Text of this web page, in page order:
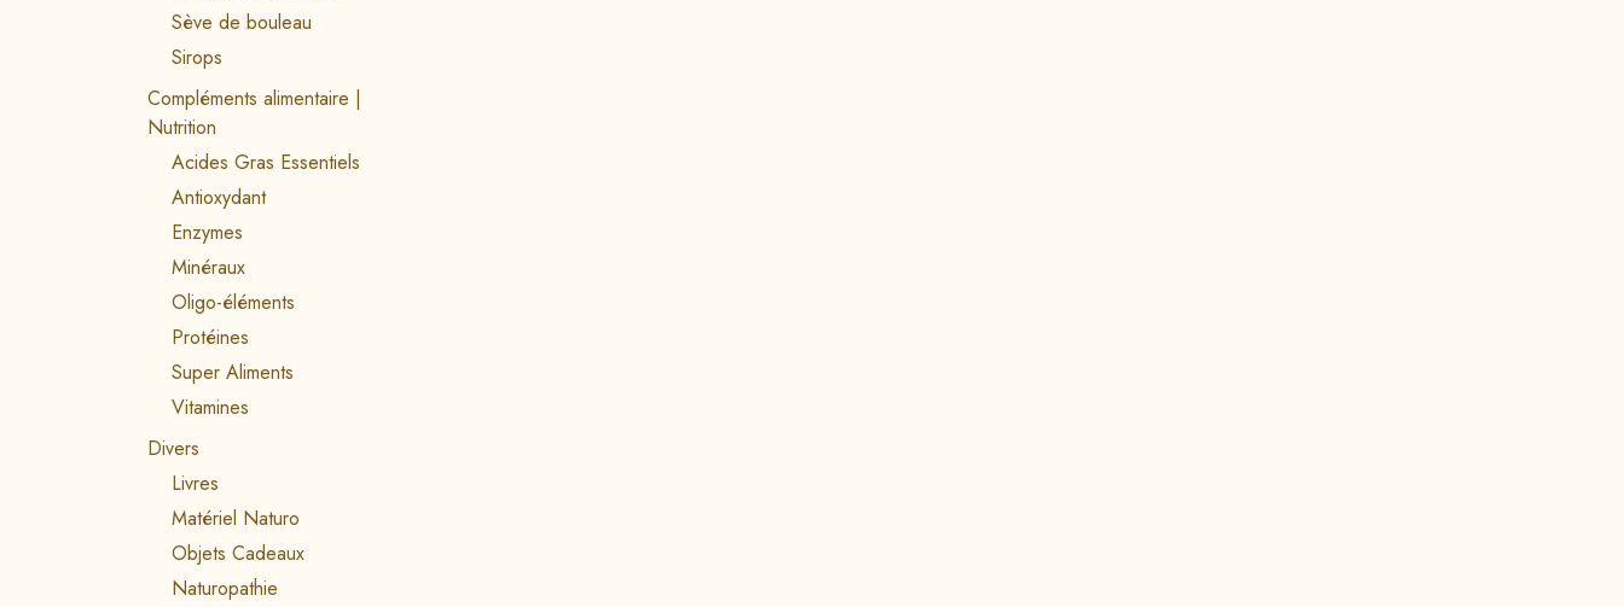
Sève de bouleau
Sirops
Compléments alimentaire |
Nutrition
Acides Gras Essentiels
Antioxydant
Enzymes
Minéraux
Oligo-éléments
Protéines
Super Aliments
Vitamines
Divers
Livres
Matériel Naturo
Objets Cadeaux
Naturopathie